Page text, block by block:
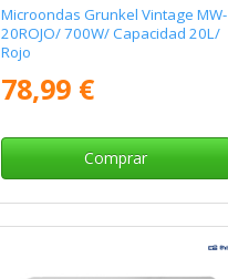
Microondas Grunkel Vintage MW-
20ROJO/ 700W/ Capacidad 20L/
Rojo
78,99 €
Comprar